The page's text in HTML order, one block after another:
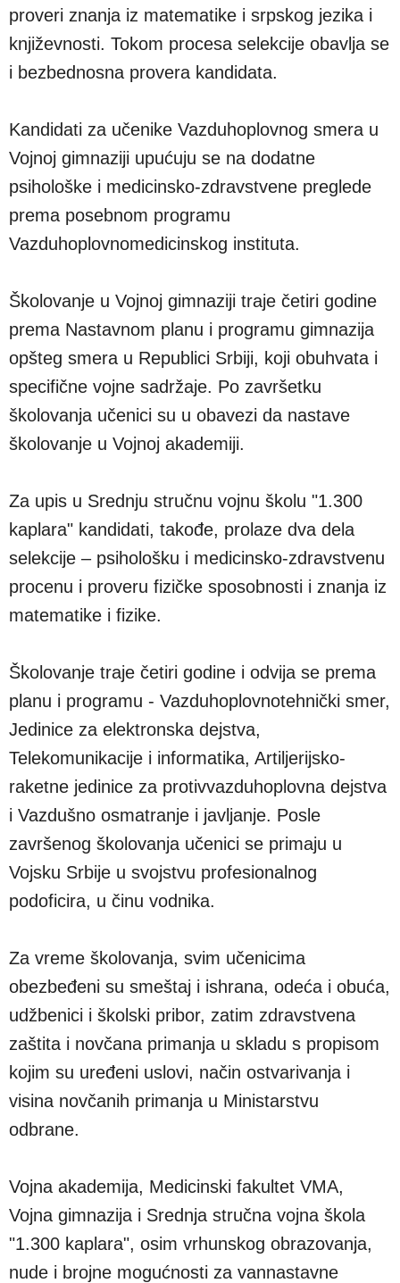
proveri znanja iz matematike i srpskog jezika i
književnosti. Tokom procesa selekcije obavlja se
i bezbednosna provera kandidata.
Kandidati za učenike Vazduhoplovnog smera u
Vojnoj gimnaziji upućuju se na dodatne
psihološke i medicinsko-zdravstvene preglede
prema posebnom programu
Vazduhoplovnomedicinskog instituta.
Školovanje u Vojnoj gimnaziji traje četiri godine
prema Nastavnom planu i programu gimnazija
opšteg smera u Republici Srbiji, koji obuhvata i
specifične vojne sadržaje. Po završetku
školovanja učenici su u obavezi da nastave
školovanje u Vojnoj akademiji.
Za upis u Srednju stručnu vojnu školu "1.300
kaplara" kandidati, takođe, prolaze dva dela
selekcije – psihološku i medicinsko-zdravstvenu
procenu i proveru fizičke sposobnosti i znanja iz
matematike i fizike.
Školovanje traje četiri godine i odvija se prema
planu i programu - Vazduhoplovnotehnički smer,
Jedinice za elektronska dejstva,
Telekomunikacije i informatika, Artiljerijsko-
raketne jedinice za protivvazduhoplovna dejstva
i Vazdušno osmatranje i javljanje. Posle
završenog školovanja učenici se primaju u
Vojsku Srbije u svojstvu profesionalnog
podoficira, u činu vodnika.
Za vreme školovanja, svim učenicima
obezbeđeni su smeštaj i ishrana, odeća i obuća,
udžbenici i školski pribor, zatim zdravstvena
zaštita i novčana primanja u skladu s propisom
kojim su uređeni uslovi, način ostvarivanja i
visina novčanih primanja u Ministarstvu
odbrane.
Vojna akademija, Medicinski fakultet VMA,
Vojna gimnazija i Srednja stručna vojna škola
"1.300 kaplara", osim vrhunskog obrazovanja,
nude i brojne mogućnosti za vannastavne